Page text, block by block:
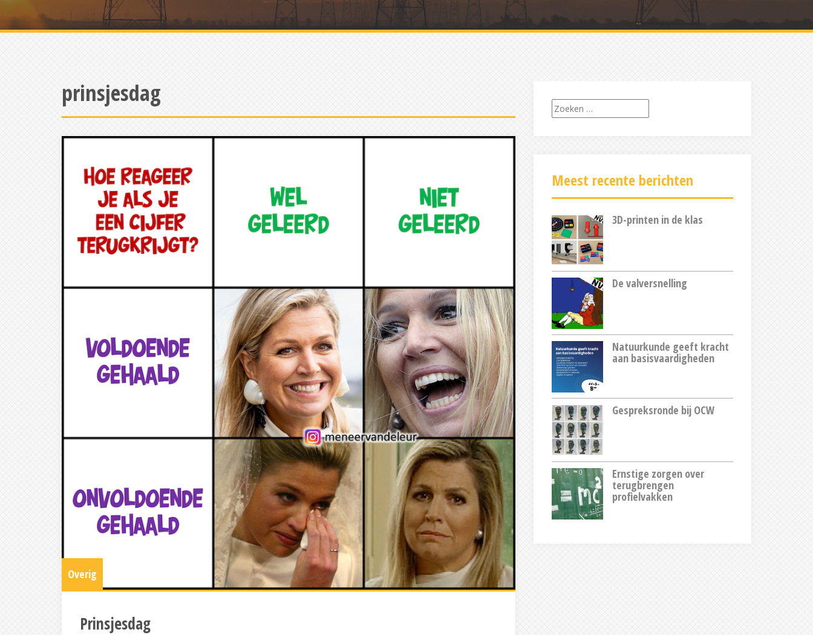
prinsjesdag
Overig
Prinsjesdag
Zoeken
naar:
Meest recente berichten
3D-printen in de klas
De valversnelling
Natuurkunde geeft kracht
aan basisvaardigheden
Gespreksronde bij OCW
Ernstige zorgen over
terugbrengen
profielvakken